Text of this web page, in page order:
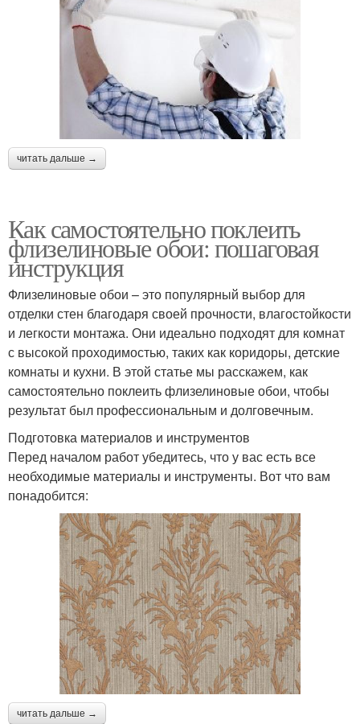
читать дальше →
Как самостоятельно поклеить
флизелиновые обои: пошаговая
инструкция
Флизелиновые обои – это популярный выбор для
отделки стен благодаря своей прочности, влагостойкости
и легкости монтажа. Они идеально подходят для комнат
с высокой проходимостью, таких как коридоры, детские
комнаты и кухни. В этой статье мы расскажем, как
самостоятельно поклеить флизелиновые обои, чтобы
результат был профессиональным и долговечным.
Подготовка материалов и инструментов
Перед началом работ убедитесь, что у вас есть все
необходимые материалы и инструменты. Вот что вам
понадобится:
читать дальше →